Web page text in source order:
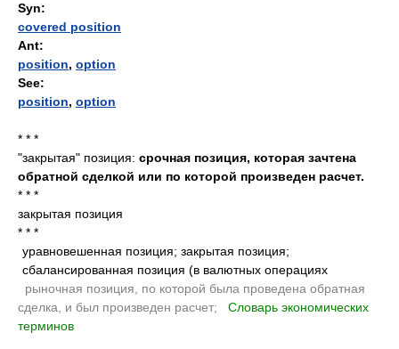
Syn:
covered position
Ant:
position, option
See:
position, option
* * *
"закрытая" позиция: срочная позиция, которая зачтена
обратной сделкой или по которой произведен расчет.
* * *
закрытая позиция
* * *
уравновешенная позиция; закрытая позиция;
сбалансированная позиция (в валютных операциях
рыночная позиция, по которой была проведена обратная
сделка, и был произведен расчет;
Словарь экономических
терминов